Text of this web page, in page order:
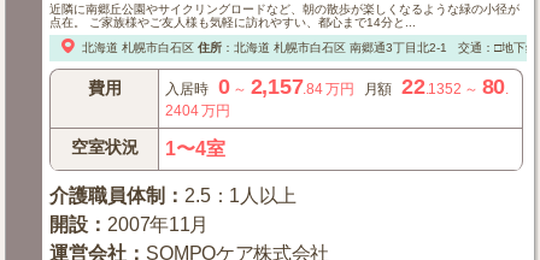
近隣に南郷丘公園やサイクリングロードなど、朝の散歩が楽しくなるような緑の小径が
点在。 ご家族様やご友人様も気軽に訪れやすい、都心まで14分と...
北海道 札幌市白石区 住所： 北海道 札幌市白石区南郷通3丁目北2-1 交通：□地下
費用 入居時 0～ 2,157.84万円 月額 22.1352 ～ 80.
2404万円
空室状況 1〜4室
介護職員体制 ： 2.5：1人以上
開設 ： 2007年11月
運営会社 ： SOMPOケア株式会社